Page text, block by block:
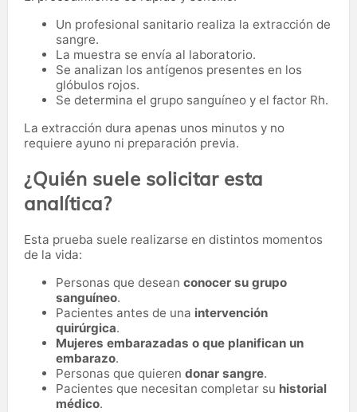
Un profesional sanitario realiza la extracción de
sangre.
La muestra se envía al laboratorio.
Se analizan los antígenos presentes en los
glóbulos rojos.
Se determina el grupo sanguíneo y el factor Rh.
La extracción dura apenas unos minutos y no
requiere ayuno ni preparación previa.
¿Quién suele solicitar esta
analítica?
Esta prueba suele realizarse en distintos momentos
de la vida:
Personas que desean conocer su grupo
sanguíneo.
Pacientes antes de una intervención
quirúrgica.
Mujeres embarazadas o que planifican un
embarazo.
Personas que quieren donar sangre.
Pacientes que necesitan completar su historial
médico.